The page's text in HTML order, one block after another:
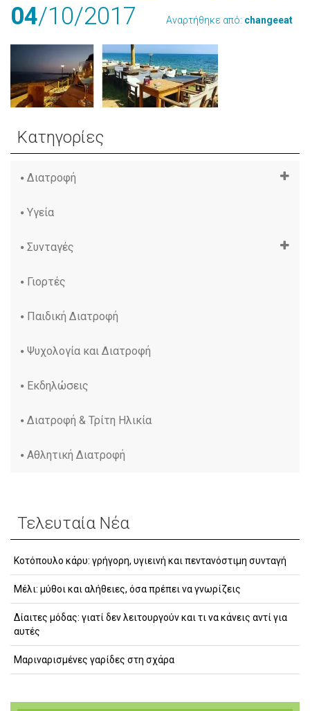
04/10/2017 Αναρτήθηκε από: changeeat
Κατηγορίες
Διατροφή
Υγεία
Συνταγές
Γιορτές
Παιδική Διατροφή
Ψυχολογία και Διατροφή
Εκδηλώσεις
Διατροφή & Τρίτη Ηλικία
Αθλητική Διατροφή
Τελευταία Νέα
Κοτόπουλο κάρυ: γρήγορη, υγιεινή και πεντανόστιμη συνταγή
Μέλι: μύθοι και αλήθειες, όσα πρέπει να γνωρίζεις
Δίαιτες μόδας: γιατί δεν λειτουργούν και τι να κάνεις αντί για
αυτές
Μαριναρισμένες γαρίδες στη σχάρα